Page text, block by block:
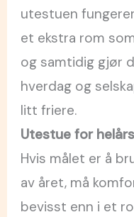
utestuen
et ekstra rom
og samtidig gjør
hverdag og
litt friere.
Utestue for
Hvis målet er å
av året, må
bevisst enn i et